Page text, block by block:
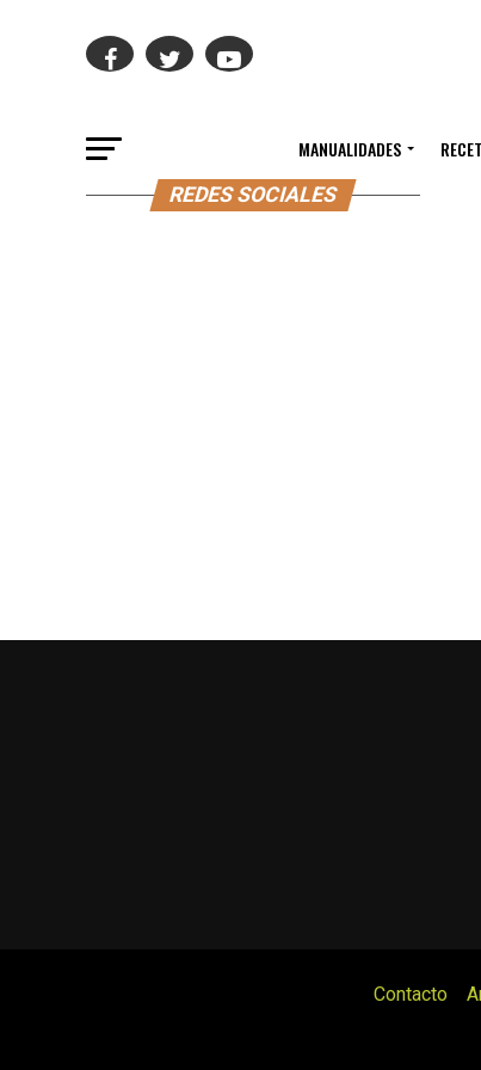
MANUALIDADES
REDES SOCIALES
Contacto